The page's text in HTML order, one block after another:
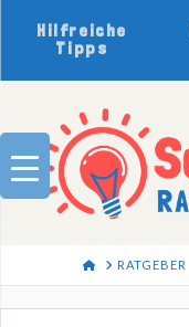
Hilfreiche
Tipps
HOMERATGEBER